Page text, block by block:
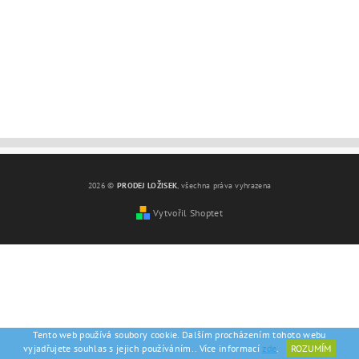
2026 © PRODEJ LOŽISEK, všechna práva vyhrazena
Vytvořil Shoptet
Tento web používá soubory cookie. Dalším procházením tohoto webu
vyjadřujete souhlas s jejich používáním.. Více informací zde. ROZUMÍM